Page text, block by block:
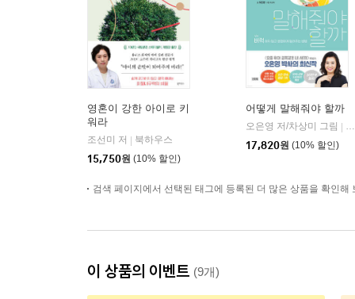
영혼이 강한 아이로 키
워라
조선미 저
북하우스
15,750원 (10% 할인)
어떻게 말해줘야 할까
오은영 저/차상미 그림
17,820원 (10% 할인)
검색 페이지에서 선택된 태그에 등록된 더 많은 상품을 확인해
이 상품의 이벤트 (9개)